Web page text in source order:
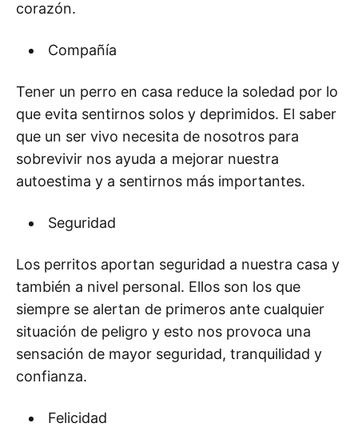
corazón.
Compañía
Tener un perro en casa reduce la soledad por lo
que evita sentirnos solos y deprimidos. El saber
que un ser vivo necesita de nosotros para
sobrevivir nos ayuda a mejorar nuestra
autoestima y a sentirnos más importantes.
Seguridad
Los perritos aportan seguridad a nuestra casa y
también a nivel personal. Ellos son los que
siempre se alertan de primeros ante cualquier
situación de peligro y esto nos provoca una
sensación de mayor seguridad, tranquilidad y
confianza.
Felicidad